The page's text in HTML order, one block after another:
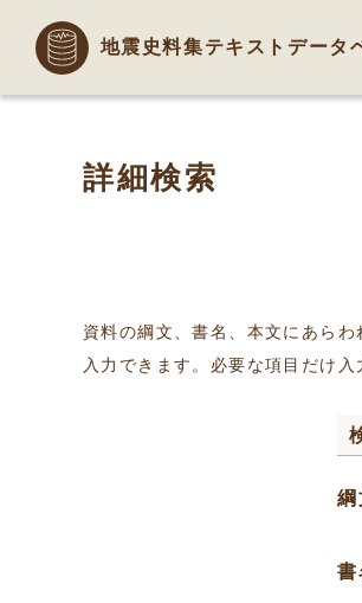
地震史料集テキストデータ
詳細検索
資料の綱文、書名、本文にあら
入力できます。必要な項目だけ
綱
書